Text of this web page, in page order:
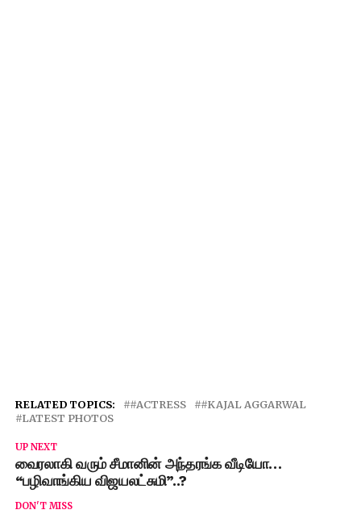
RELATED TOPICS: #ACTRESS
#KAJAL AGGARWAL
LATEST PHOTOS
UP NEXT
வைரலாகி வரும் சீமானின் அந்தரங்க வீடியோ…
“பழிவாங்கிய விஜயலட்சுமி”..?
DON'T MISS